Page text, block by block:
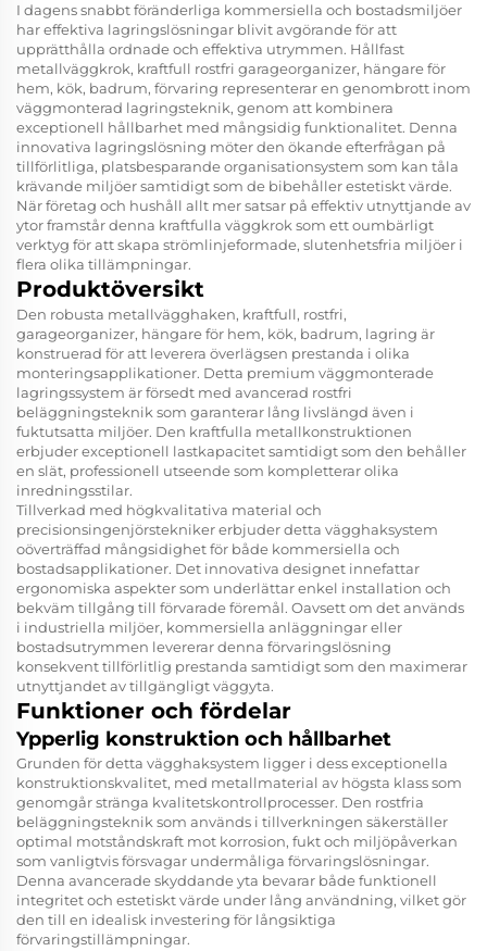
I dagens snabbt föränderliga kommersiella och bostadsmiljöer
har effektiva lagringslösningar blivit avgörande för att
upprätthålla ordnade och effektiva utrymmen. Hållfast
metallväggkrok, kraftfull rostfri garageorganizer, hängare för
hem, kök, badrum, förvaring representerar en genombrott inom
väggmonterad lagringsteknik, genom att kombinera
exceptionell hållbarhet med mångsidig funktionalitet. Denna
innovativa lagringslösning möter den ökande efterfrågan på
tillförlitliga, platsbesparande organisationsystem som kan tåla
krävande miljöer samtidigt som de bibehåller estetiskt värde.
När företag och hushåll allt mer satsar på effektiv utnyttjande av
ytor framstår denna kraftfulla väggkrok som ett oumbärligt
verktyg för att skapa strömlinjeformade, slutenhetsfria miljöer i
flera olika tillämpningar.
Produktöversikt
Den robusta metallvägghaken, kraftfull, rostfri,
garageorganizer, hängare för hem, kök, badrum, lagring är
konstruerad för att leverera överlägsen prestanda i olika
monteringsapplikationer. Detta premium väggmonterade
lagringssystem är försedt med avancerad rostfri
beläggningsteknik som garanterar lång livslängd även i
fuktutsatta miljöer. Den kraftfulla metallkonstruktionen
erbjuder exceptionell lastkapacitet samtidigt som den behåller
en slät, professionell utseende som kompletterar olika
inredningsstilar.
Tillverkad med högkvalitativa material och
precisionsingenjörstekniker erbjuder detta vägghaksystem
oöverträffad mångsidighet för både kommersiella och
bostadsapplikationer. Det innovativa designet innefattar
ergonomiska aspekter som underlättar enkel installation och
bekväm tillgång till förvarade föremål. Oavsett om det används
i industriella miljöer, kommersiella anläggningar eller
bostadsutrymmen levererar denna förvaringslösning
konsekvent tillförlitlig prestanda samtidigt som den maximerar
utnyttjandet av tillgängligt väggyta.
Funktioner och fördelar
Ypperlig konstruktion och hållbarhet
Grunden för detta vägghaksystem ligger i dess exceptionella
konstruktionskvalitet, med metallmaterial av högsta klass som
genomgår stränga kvalitetskontrollprocesser. Den rostfria
beläggningsteknik som används i tillverkningen säkerställer
optimal motståndskraft mot korrosion, fukt och miljöpåverkan
som vanligtvis försvagar undermåliga förvaringslösningar.
Denna avancerade skyddande yta bevarar både funktionell
integritet och estetiskt värde under lång användning, vilket gör
den till en idealisk investering för långsiktiga
förvaringstillämpningar.